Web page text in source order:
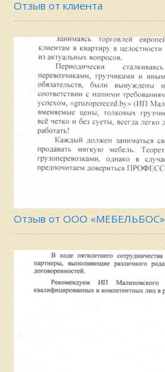
Отзыв от клиента
Отзыв от ООО «МЕБЕЛЬБОС»